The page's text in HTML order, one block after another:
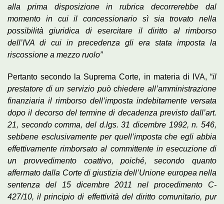
alla prima disposizione in rubrica decorrerebbe dal
momento in cui il concessionario sì sia trovato nella
possibilità giuridica di esercitare il diritto al rimborso
dell’IVA di cui in precedenza gli era stata imposta la
riscossione a mezzo ruolo”
Pertanto secondo la Suprema Corte, in materia di IVA, “il
prestatore di un servizio può chiedere all’amministrazione
finanziaria il rimborso dell’imposta indebitamente versata
dopo il decorso del termine di decadenza previsto dall’art.
21, secondo comma, del d.lgs. 31 dicembre 1992, n. 546,
sebbene esclusivamente per quell’imposta che egli abbia
effettivamente rimborsato al committente in esecuzione di
un provvedimento coattivo, poiché, secondo quanto
affermato dalla Corte di giustizia dell’Unione europea nella
sentenza del 15 dicembre 2011 nel procedimento C-
427/10, il principio di effettività del diritto comunitario, pur